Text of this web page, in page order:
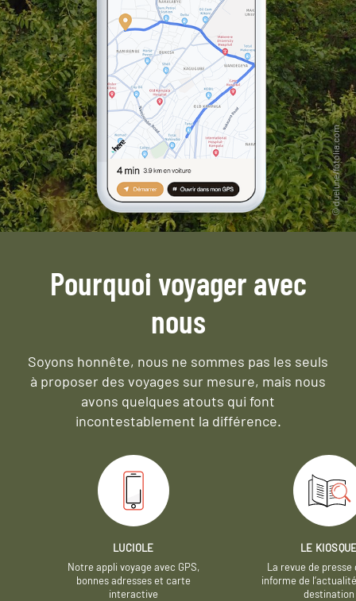
Pourquoi voyager avec
nous
Soyons honnête, nous ne sommes pas les seuls
à proposer des voyages sur mesure, mais nous
avons quelques atouts qui font
incontestablement la différence.
LUCIOLE
Notre appli voyage avec GPS,
bonnes adresses et carte
interactive
LE
La revue de presse
informe de
destination